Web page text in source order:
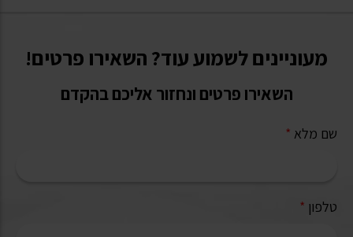
מעוניינים לשמוע עוד? השאירו פרטים!
השאירו פרטים ונחזור אליכם בהקדם
שם מלא *
טלפון *